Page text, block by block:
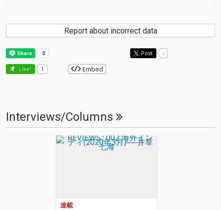
Report about incorrect data
Post -
Like! 1 Embed
Interviews/Columns
連載